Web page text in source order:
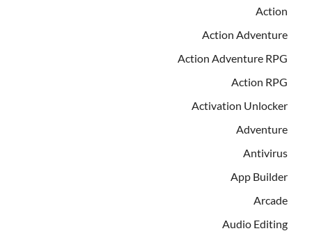
Action
Action Adventure
Action Adventure RPG
Action RPG
Activation Unlocker
Adventure
Antivirus
App Builder
Arcade
Audio Editing